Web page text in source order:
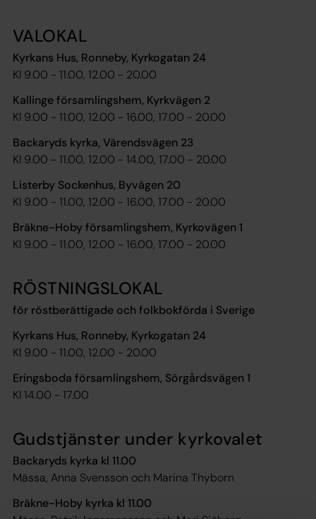
VALOKAL
Kyrkans Hus, Ronneby, Kyrkogatan 24
Kl 9.00 - 11.00, 12.00 - 20.00
Kallinge församlingshem, Kyrkvägen 2
Kl 9.00 - 11.00, 12.00 - 16.00, 17.00 - 20.00
Backaryds kyrka, Värendsvägen 23
Kl 9.00 - 11.00, 12.00 - 14.00, 17.00 - 20.00
Listerby Sockenhus, Byvägen 20
Kl 9.00 - 11.00, 12.00 - 16.00, 17.00 - 20.00
Bräkne-Hoby församlingshem, Kyrkovägen 1
Kl 9.00 - 11.00, 12.00 - 16.00, 17.00 - 20.00
RÖSTNINGSLOKAL
för röstberättigade och folkbokförda i Sverige
Kyrkans Hus, Ronneby, Kyrkogatan 24
Kl 9.00 - 11.00, 12.00 - 20.00
Eringsboda församlingshem, Sörgårdsvägen 1
Kl 14.00 - 17.00
Gudstjänster under kyrkovalet
Backaryds kyrka kl 11.00
Mässa, Anna Svensson och Marina Thyborn
Bräkne-Hoby kyrka kl 11.00